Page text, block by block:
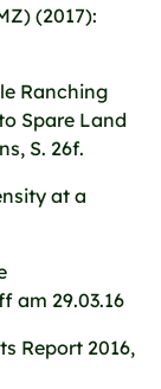
(2017):
Ranching
Spare Land
S. 26f.
at a
am 29.03.16
Report 2016,